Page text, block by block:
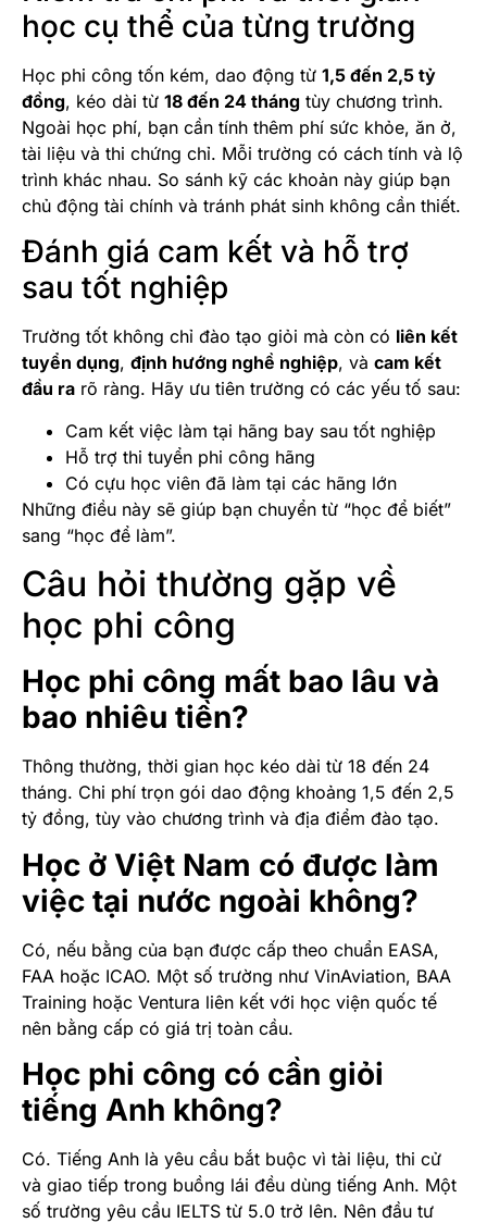
học cụ thể của từng trường
Học phi công tốn kém, dao động từ 1,5 đến 2,5 tỷ
đồng, kéo dài từ 18 đến 24 tháng tùy chương trình.
Ngoài học phí, bạn cần tính thêm phí sức khỏe, ăn ở,
tài liệu và thi chứng chỉ. Mỗi trường có cách tính và lộ
trình khác nhau. So sánh kỹ các khoản này giúp bạn
chủ động tài chính và tránh phát sinh không cần thiết.
Đánh giá cam kết và hỗ trợ
sau tốt nghiệp
Trường tốt không chỉ đào tạo giỏi mà còn có liên kết
tuyển dụng, định hướng nghề nghiệp, và cam kết
đầu ra rõ ràng. Hãy ưu tiên trường có các yếu tố sau:
Cam kết việc làm tại hãng bay sau tốt nghiệp
Hỗ trợ thi tuyển phi công hãng
Có cựu học viên đã làm tại các hãng lớn
Những điều này sẽ giúp bạn chuyển từ “học để biết”
sang “học để làm”.
Câu hỏi thường gặp về
học phi công
Học phi công mất bao lâu và
bao nhiêu tiền?
Thông thường, thời gian học kéo dài từ 18 đến 24
tháng. Chi phí trọn gói dao động khoảng 1,5 đến 2,5
tỷ đồng, tùy vào chương trình và địa điểm đào tạo.
Học ở Việt Nam có được làm
việc tại nước ngoài không?
Có, nếu bằng của bạn được cấp theo chuẩn EASA,
FAA hoặc ICAO. Một số trường như VinAviation, BAA
Training hoặc Ventura liên kết với học viện quốc tế
nên bằng cấp có giá trị toàn cầu.
Học phi công có cần giỏi
tiếng Anh không?
Có. Tiếng Anh là yêu cầu bắt buộc vì tài liệu, thi cử
và giao tiếp trong buồng lái đều dùng tiếng Anh. Một
số trường yêu cầu IELTS từ 5.0 trở lên. Nên đầu tư